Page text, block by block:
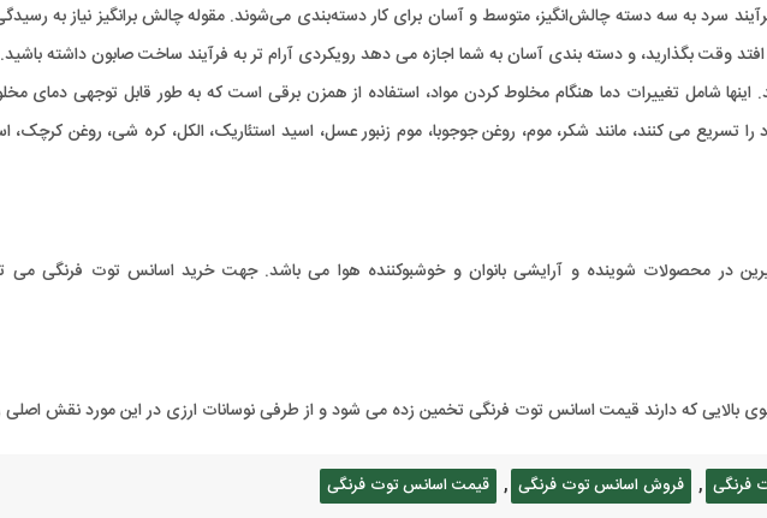
سرد به سه دسته چالش‌انگیز، متوسط ​​و آسان برای کار دسته‌بندی می‌شوند. مقوله چالش برانگیز نیاز به
وقت بگذارید، و دسته بندی آسان به شما اجازه می دهد رویکردی آرام تر به فرآیند ساخت صابون داشته
شامل تغییرات دما هنگام مخلوط کردن مواد، استفاده از همزن برقی است که به طور قابل توجهی دمای
را تسریع می کنند، مانند شکر، موم، روغن جوجوبا، موم زنبور عسل، اسید استئاریک، الکل، کره شی، روغن
که دارند قیمت اسانس توت فرنگی تخمین زده می شود و از طرفی نوسانات ارزی در این مورد نقش اصلی
فرنگی , فروش اسانس توت فرنگی , قیمت اسانس توت فرنگی